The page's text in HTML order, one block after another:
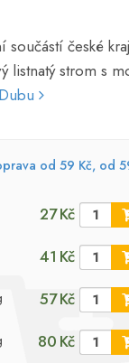
součástí české
listnatý strom s
od 59 Kč, od
27 Kč
41 Kč
57 Kč
80 Kč